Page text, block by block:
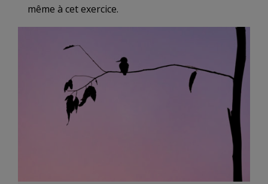
même à cet exercice.